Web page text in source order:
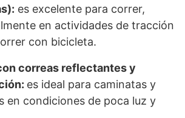
es excelente para correr,
en actividades de tracción
con bicicleta.
correas reflectantes y
es ideal para caminatas y
en condiciones de poca luz y